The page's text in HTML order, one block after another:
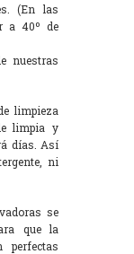
(En las
a 40º de
nuestras
limpieza
limpia y
días. Así
ni
se
que la
perfectas